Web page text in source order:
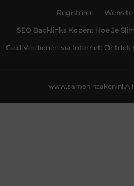
Registreer
SEO Backlinks Kopen: Hoe Je
Geld Verdienen via Internet:
www.sameninzaken.nl.